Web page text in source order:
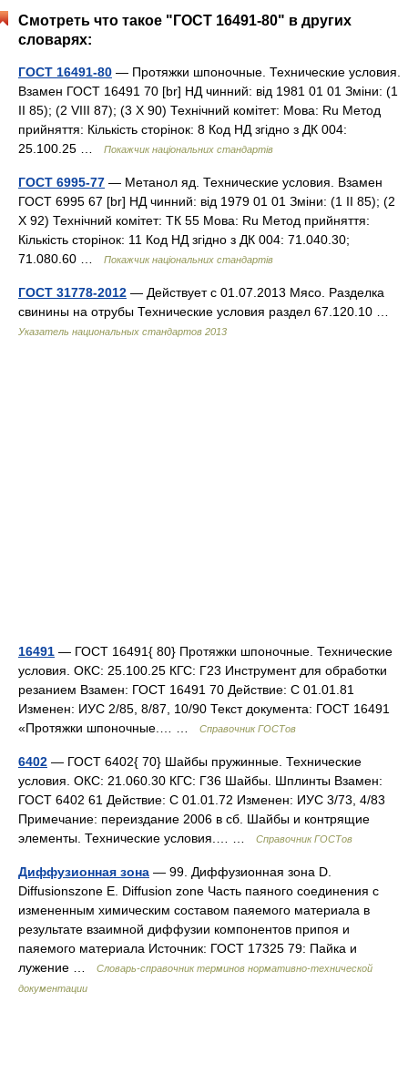
Смотреть что такое "ГОСТ 16491-80" в других
словарях:
ГОСТ 16491-80 — Протяжки шпоночные. Технические условия.
Взамен ГОСТ 16491 70 [br] НД чинний: від 1981 01 01 Зміни: (1
II 85); (2 VIII 87); (3 X 90) Технічний комітет: Мова: Ru Метод
прийняття: Кількість сторінок: 8 Код НД згідно з ДК 004:
25.100.25 …
Покажчик національних стандартів
ГОСТ 6995-77 — Метанол яд. Технические условия. Взамен
ГОСТ 6995 67 [br] НД чинний: від 1979 01 01 Зміни: (1 II 85); (2
X 92) Технічний комітет: ТК 55 Мова: Ru Метод прийняття:
Кількість сторінок: 11 Код НД згідно з ДК 004: 71.040.30;
71.080.60 …
Покажчик національних стандартів
ГОСТ 31778-2012 — Действует с 01.07.2013 Мясо. Разделка
свинины на отрубы Технические условия раздел 67.120.10 …
Указатель национальных стандартов 2013
16491 — ГОСТ 16491{ 80} Протяжки шпоночные. Технические
условия. ОКС: 25.100.25 КГС: Г23 Инструмент для обработки
резанием Взамен: ГОСТ 16491 70 Действие: С 01.01.81
Изменен: ИУС 2/85, 8/87, 10/90 Текст документа: ГОСТ 16491
«Протяжки шпоночные.… …
Справочник ГОСТов
6402 — ГОСТ 6402{ 70} Шайбы пружинные. Технические
условия. ОКС: 21.060.30 КГС: Г36 Шайбы. Шплинты Взамен:
ГОСТ 6402 61 Действие: С 01.01.72 Изменен: ИУС 3/73, 4/83
Примечание: переиздание 2006 в сб. Шайбы и контрящие
элементы. Технические условия.… …
Справочник ГОСТов
Диффузионная зона — 99. Диффузионная зона D.
Diffusionszone E. Diffusion zone Часть паяного соединения с
измененным химическим составом паяемого материала в
результате взаимной диффузии компонентов припоя и
паяемого материала Источник: ГОСТ 17325 79: Пайка и
лужение …
Словарь-справочник терминов нормативно-технической
документации